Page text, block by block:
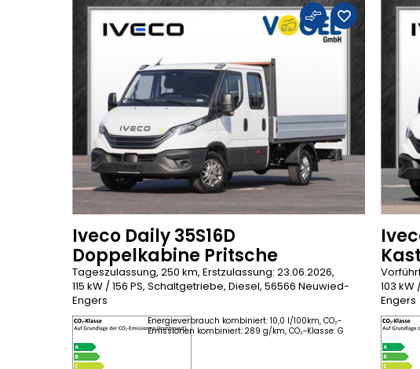
Iveco Daily 35S16D
Doppelkabine Pritsche
Tageszulassung, 250 km, Erstzulassung: 23.06.2026,
115 kW / 156 PS, Schaltgetriebe, Diesel, 56566 Neuwied-
Engers
Energieverbrauch kombiniert: 10,0 l/100km, CO₂-
Emissionen kombiniert: 289 g/km, CO₂-Klasse: G
103
Engers